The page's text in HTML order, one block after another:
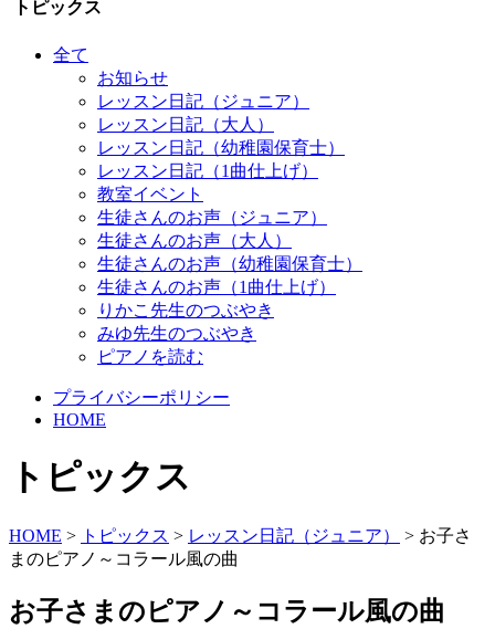
トピックス
全て
お知らせ
レッスン日記（ジュニア）
レッスン日記（大人）
レッスン日記（幼稚園保育士）
レッスン日記（1曲仕上げ）
教室イベント
生徒さんのお声（ジュニア）
生徒さんのお声（大人）
生徒さんのお声（幼稚園保育士）
生徒さんのお声（1曲仕上げ）
りかこ先生のつぶやき
みゆ先生のつぶやき
ピアノを読む
プライバシーポリシー
HOME
トピックス
HOME > トピックス > レッスン日記（ジュニア） > お子さ
まのピアノ～コラール風の曲
お子さまのピアノ～コラール風の曲